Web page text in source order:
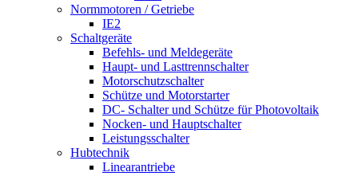
Normmotoren / Getriebe
IE2
Schaltgeräte
Befehls- und Meldegeräte
Haupt- und Lasttrennschalter
Motorschutzschalter
Schütze und Motorstarter
DC- Schalter und Schütze für Photovoltaik
Nocken- und Hauptschalter
Leistungsschalter
Hubtechnik
Linearantriebe